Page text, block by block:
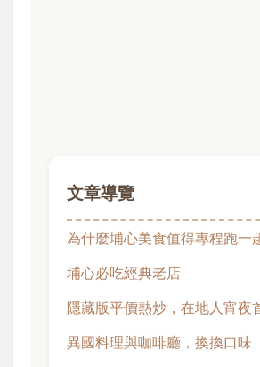
文章導覽
為什麼埔心美食值得專程跑一
埔心必吃經典老店
隱藏版平價熱炒，在地人宵夜
異國料理與咖啡廳，換換口味